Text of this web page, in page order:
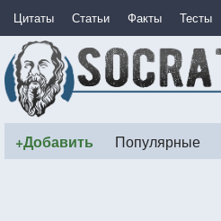
Цитаты Статьи Факты Тесты
+Добавить Популярные